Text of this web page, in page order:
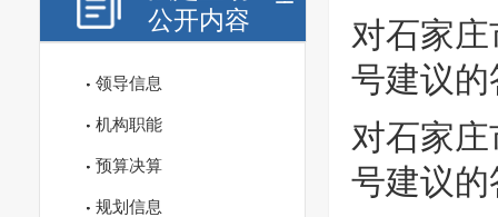
公开内容
领导信息
机构职能
预算决算
规划信息
对石家
号建议的
对石家
号建议的